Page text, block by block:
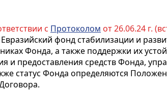
с Протоколом от 26.06.24 г.
фонд стабилизации и
Фонда, а также поддержки их
предоставления средств Фонда,
статус Фонда определяются